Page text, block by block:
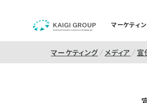
マーケティ
マーケティング メディア 宣